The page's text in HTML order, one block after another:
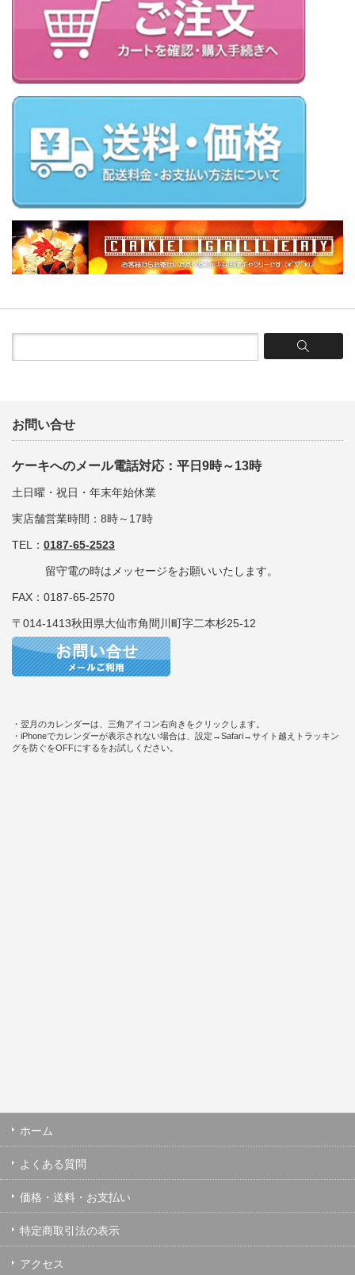
お問い合せ
ケーキへのメール電話対応：平日9時～13時
土日曜・祝日・年末年始休業
実店舗営業時間：8時～17時
TEL： 0187-65-2523
留守電の時はメッセージをお願いいたします。
FAX：0187-65-2570
〒014-1413秋田県大仙市角間川町字二本杉25-12
・翌月のカレンダーは、三角アイコン右向きをクリックします。
・iPhoneでカレンダーが表示されない場合は、設定→Safari→サイト越えトラッキン
グを防ぐをOFFにするをお試しください。
ホーム
よくある質問
価格・送料・お支払い
特定商取引法の表示
アクセス